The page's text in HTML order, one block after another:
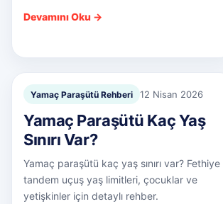
Devamını Oku →
Yamaç Paraşütü Rehberi 12 Nisan 2026
Yamaç Paraşütü Kaç Yaş
Sınırı Var?
Yamaç paraşütü kaç yaş sınırı var? Fethiye
tandem uçuş yaş limitleri, çocuklar ve
yetişkinler için detaylı rehber.